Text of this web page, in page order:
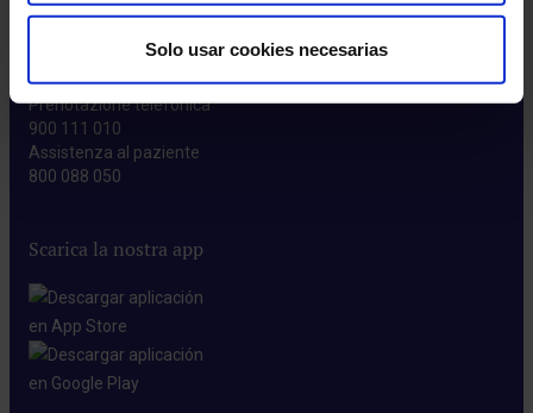
Solo usar cookies necesarias
Prenotazione telefonica
900 111 010
Assistenza al paziente
800 088 050
Scarica la nostra app